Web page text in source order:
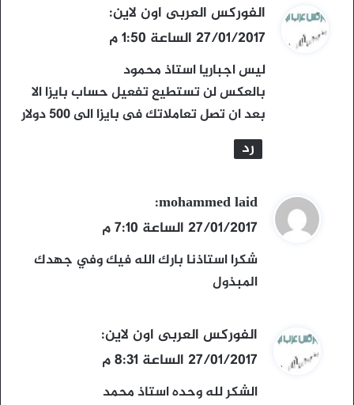
ي
ق
و
ل
الفوركس العربى اون لاين:
27/01/2017 الساعة 1:50 م
ليس اجباريا استاذ محمود
بالعكس لن تستطيع تفعيل حساب بايزا الا
بعد ان تصل تعاملاتك فى بايزا الى 500 دولار
رد
ي
ق
و
ل
mohammed laid
:
27/01/2017 الساعة 7:10 م
شكرا استاذنا بارك الله فيك وفي جهدك
المبذول
ي
ق
و
الفوركس العربى اون لاين:
27/01/2017 الساعة 8:31 م
الشكر لله وحده استاذ محمد